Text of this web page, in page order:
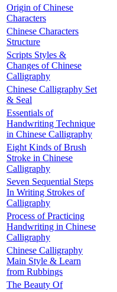
Origin of Chinese
Characters
Chinese Characters
Structure
Scripts Styles &
Changes of Chinese
Calligraphy
Chinese Calligraphy Set
& Seal
Essentials of
Handwriting Technique
in Chinese Calligraphy
Eight Kinds of Brush
Stroke in Chinese
Calligraphy
Seven Sequential Steps
In Writing Strokes of
Calligraphy
Process of Practicing
Handwriting in Chinese
Calligraphy
Chinese Calligraphy
Main Style & Learn
from Rubbings
The Beauty Of